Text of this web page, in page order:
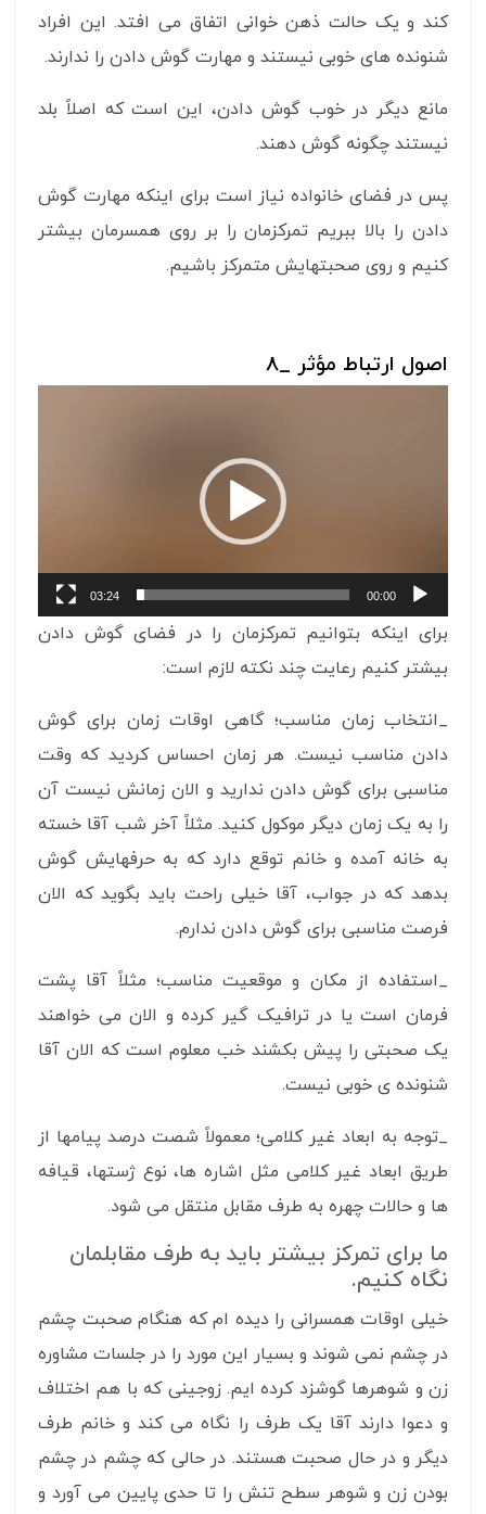
کند و یک حالت ذهن خوانی اتفاق می افتد. این افراد
شنونده های خوبی نیستند و مهارت گوش دادن را ندارند.
مانع دیگر در خوب گوش دادن، این است که اصلاً بلد
نیستند چگونه گوش دهند.
پس در فضای خانواده نیاز است برای اینکه مهارت گوش
دادن را بالا ببریم تمرکزمان را بر روی همسرمان بیشتر
کنیم و روی صحبتهایش متمرکز باشیم.
اصول ارتباط مؤثر _8
00:00
03:24
برای اینکه بتوانیم تمرکزمان را در فضای گوش دادن
بیشتر کنیم رعایت چند نکته لازم است:
_انتخاب زمان مناسب؛ گاهی اوقات زمان برای گوش
دادن مناسب نیست. هر زمان احساس کردید که وقت
مناسبی برای گوش دادن ندارید و الان زمانش نیست آن
را به یک زمان دیگر موکول کنید. مثلاً آخر شب آقا خسته
به خانه آمده و خانم توقع دارد که به حرفهایش گوش
بدهد که در جواب، آقا خیلی راحت باید بگوید که الان
فرصت مناسبی برای گوش دادن ندارم.
_استفاده از مکان و موقعیت مناسب؛ مثلاً آقا پشت
فرمان است یا در ترافیک گیر کرده و الان می خواهند
یک صحبتی را پیش بکشند خب معلوم است که الان آقا
شنونده ی خوبی نیست.
_توجه به ابعاد غیر کلامی؛ معمولاً شصت درصد پیامها از
طریق ابعاد غیر کلامی مثل اشاره ها، نوع ژستها، قیافه
ها و حالات چهره به طرف مقابل منتقل می شود.
ما برای تمرکز بیشتر باید به طرف مقابلمان
نگاه کنیم.
خیلی اوقات همسرانی را دیده ام که هنگام صحبت چشم
در چشم نمی شوند و بسیار این مورد را در جلسات مشاوره
زن و شوهرها گوشزد کرده ایم. زوجینی که با هم اختلاف
و دعوا دارند آقا یک طرف را نگاه می کند و خانم طرف
دیگر و در حال صحبت هستند. در حالی که چشم در چشم
بودن زن و شوهر سطح تنش را تا حدی پایین می آورد و